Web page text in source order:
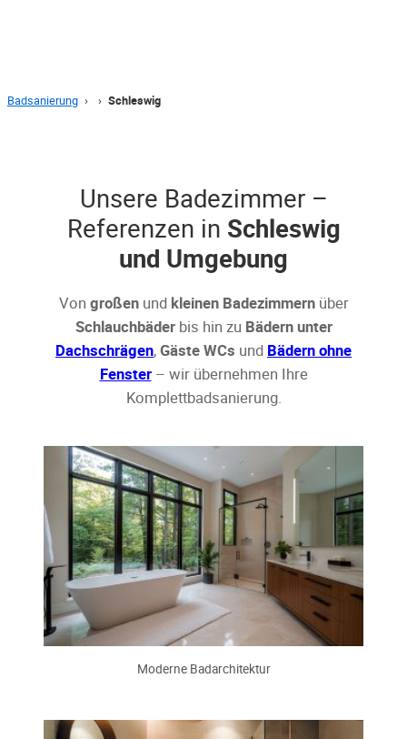
Badsanierung › › Schleswig
Unsere Badezimmer –
Referenzen in Schleswig
und Umgebung
Von großenund kleinen Badezimmernüber
Schlauchbäderbis hin zu Bädern unter
Dachschrägen,Gäste WCs und Bädern ohne
Fenster– wir übernehmen Ihre
Komplettbadsanierung.
Moderne Badarchitektur